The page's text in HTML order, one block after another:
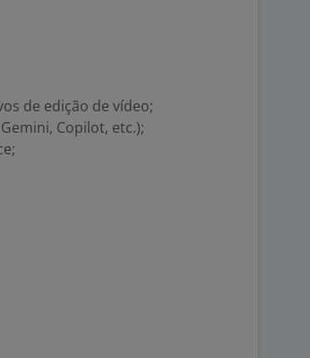
de edição de vídeo;
Copilot, etc.);